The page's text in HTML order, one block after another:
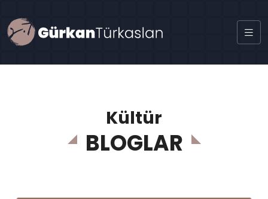
Kültür
BLOGLAR